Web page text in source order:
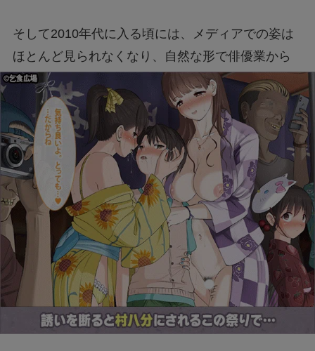
そして2010年代に入る頃には、メディアでの姿は
ほとんど見られなくなり、自然な形で俳優業から
距離を置くようになったといわれています。